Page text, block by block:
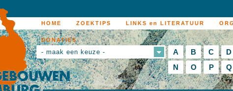
HOME ZOEKTIPS LINKS en LITERATUUR
DONATIES
- maak een keuze - A B C D
N
O P Q